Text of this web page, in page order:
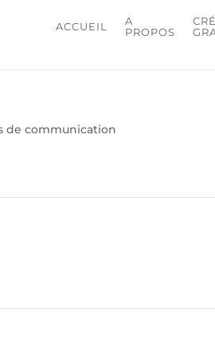
ACCUEIL
A
PROPOS
de communication